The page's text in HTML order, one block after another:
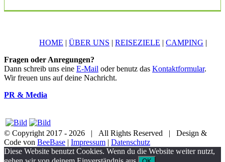
HOME | ÜBER UNS | REISEZIELE | CAMPING |
Fragen oder Anregungen?
Dann schreib uns eine E-Mail oder benutz das Kontaktformular.
Wir freuen uns auf deine Nachricht.
PR & Media
© Copyright 2017 - 2026 | All Rights Reserved | Design &
Code von BeeBase | Impressum | Datenschutz
YouTube
Facebook
Twitter
Instagram
Pinterest
Email
Diese Website benutzt Cookies. Wenn du die Website weiter nutzt,